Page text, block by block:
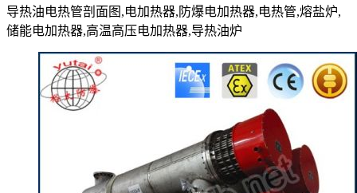
导热油电热管剖面图,电加热器,防爆电加热器,电热管,熔盐炉,
储能电加热器,高温高压电加热器,导热油炉